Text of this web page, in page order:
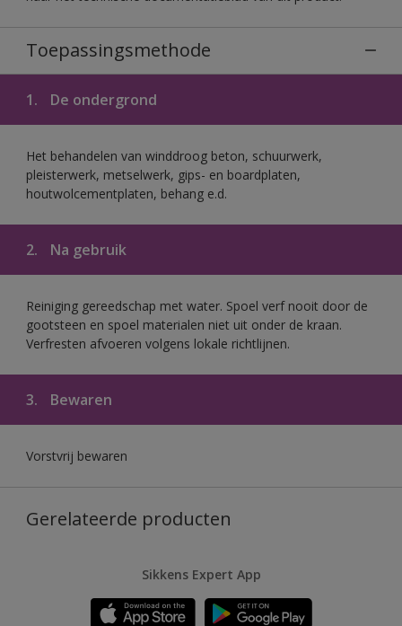
Toepassingsmethode
1. De ondergrond
Het behandelen van winddroog beton, schuurwerk,
pleisterwerk, metselwerk, gips- en boardplaten,
houtwolcementplaten, behang e.d.
2. Na gebruik
Reiniging gereedschap met water. Spoel verf nooit door de
gootsteen en spoel materialen niet uit onder de kraan.
Verfresten afvoeren volgens lokale richtlijnen.
3. Bewaren
Vorstvrij bewaren
Gerelateerde producten
Sikkens Expert App